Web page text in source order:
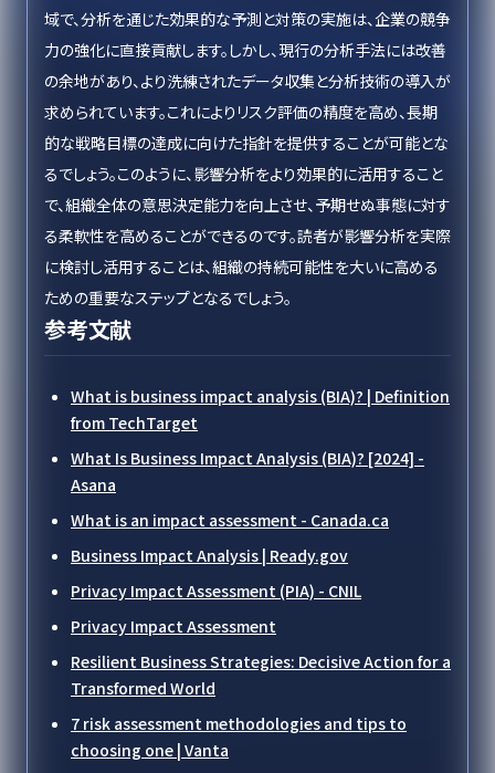
域で、分析を通じた効果的な予測と対策の実施は、企業の競争
力の強化に直接貢献します。しかし、現行の分析手法には改善
の余地があり、より洗練されたデータ収集と分析技術の導入が
求められています。これによりリスク評価の精度を高め、長期
的な戦略目標の達成に向けた指針を提供することが可能とな
るでしょう。このように、影響分析をより効果的に活用すること
で、組織全体の意思決定能力を向上させ、予期せぬ事態に対す
る柔軟性を高めることができるのです。読者が影響分析を実際
に検討し活用することは、組織の持続可能性を大いに高める
ための重要なステップとなるでしょう。
参考文献
What is business impact analysis (BIA)? | Definition
from TechTarget
What Is Business Impact Analysis (BIA)? [2024] -
Asana
What is an impact assessment - Canada.ca
Business Impact Analysis | Ready.gov
Privacy Impact Assessment (PIA) - CNIL
Privacy Impact Assessment
Resilient Business Strategies: Decisive Action for a
Transformed World
7 risk assessment methodologies and tips to
choosing one | Vanta